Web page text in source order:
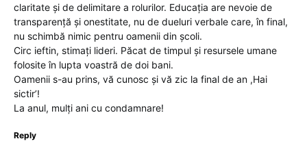
claritate și de delimitare a rolurilor. Educația are nevoie de
transparență și onestitate, nu de dueluri verbale care, în final,
nu schimbă nimic pentru oamenii din școli.
Circ ieftin, stimați lideri. Păcat de timpul și resursele umane
folosite în lupta voastră de doi bani.
Oamenii s-au prins, vă cunosc și vă zic la final de an ,Hai
sictir’!
La anul, mulți ani cu condamnare!
Reply